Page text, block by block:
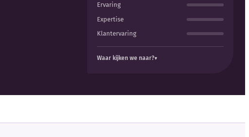
Ervaring
Expertise
Klantervaring
Waar kijken we naar?